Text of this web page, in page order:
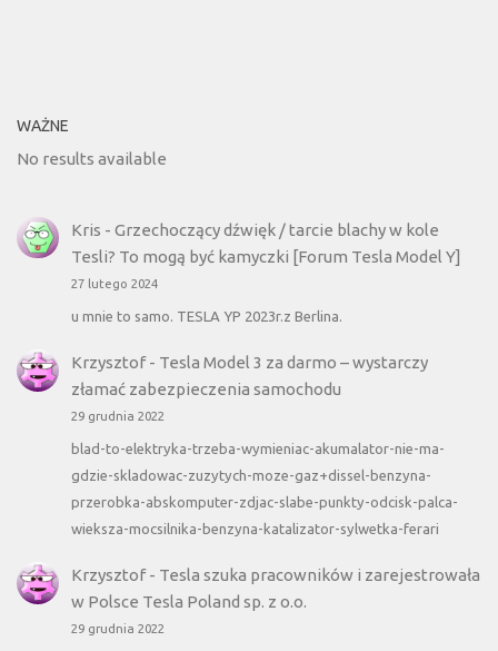
WAŻNE
No results available
Kris - Grzechoczący dźwięk / tarcie blachy w kole
Tesli? To mogą być kamyczki [Forum Tesla Model Y]
27 lutego 2024
u mnie to samo. TESLA YP 2023r.z Berlina.
Krzysztof- Tesla Model 3 za darmo – wystarczy
złamać zabezpieczenia samochodu
29 grudnia 2022
blad-to-elektryka-trzeba-wymieniac-akumalator-nie-ma-
gdzie-skladowac-zuzytych-moze-gaz+dissel-benzyna-
przerobka-abskomputer-zdjac-slabe-punkty-odcisk-palca-
wieksza-mocsilnika-benzyna-katalizator-sylwetka-ferari
Krzysztof- Tesla szuka pracowników i zarejestrowała
w Polsce Tesla Poland sp. z o.o.
29 grudnia 2022